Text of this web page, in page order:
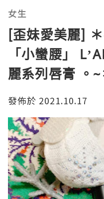
女生
[歪妹愛美麗]
「小蠻腰」
麗系列唇膏 。~
發佈於 2021.10.17